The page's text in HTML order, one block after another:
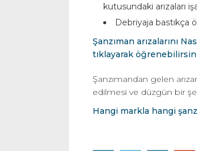
kutusundaki arızaları
Debriyaja bastıkça
Şanzıman arızalarını
tıklayarak
Şanzımandan gelen
edilmesi ve düzgün bir
Hangi markla hangi